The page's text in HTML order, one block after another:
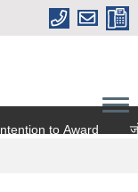
to Award जो